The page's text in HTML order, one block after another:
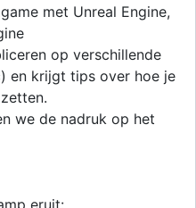
met Unreal Engine,
op verschillende
en krijgt tips over hoe je
we de nadruk op het
eruit: